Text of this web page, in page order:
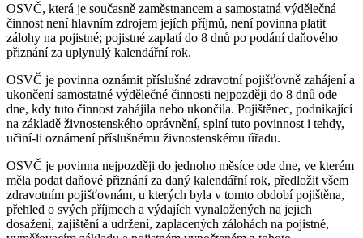
OSVČ, která je současně zaměstnancem a samostatná výdělečná
činnost není hlavním zdrojem jejích příjmů, není povinna platit
zálohy na pojistné; pojistné zaplatí do 8 dnů po podání daňového
přiznání za uplynulý kalendářní rok.
OSVČ je povinna oznámit příslušné zdravotní pojišťovně zahájení a
ukončení samostatné výdělečné činnosti nejpozději do 8 dnů ode
dne, kdy tuto činnost zahájila nebo ukončila. Pojištěnec, podnikající
na základě živnostenského oprávnění, splní tuto povinnost i tehdy,
učiní-li oznámení příslušnému živnostenskému úřadu.
OSVČ je povinna nejpozději do jednoho měsíce ode dne, ve kterém
měla podat daňové přiznání za daný kalendářní rok, předložit všem
zdravotním pojišťovnám, u kterých byla v tomto období pojištěna,
přehled o svých příjmech a výdajích vynaložených na jejich
dosažení, zajištění a udržení, zaplacených zálohách na pojistné,